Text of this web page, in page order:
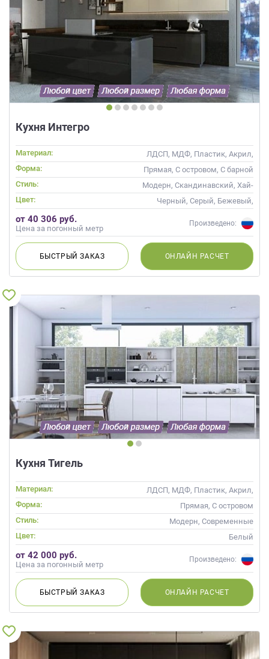
Кухня Интегро
Материал:
ЛДСП, МДФ, Пластик, Акрил,
Alvic / УФ лак, Глянцевые
Форма:
Прямая, С островом, С барной
стойкой
Стиль:
Модерн, Скандинавский, Хай-
тек, Современные
Цвет:
Черный, Серый, Бежевый,
Слоновая кость, Кремовый
от 40 306 руб.
Цена за погонный метр
Произведено:
БЫСТРЫЙЗАКАЗ ОНЛАЙН РАСЧЕТ
Кухня Тигель
Материал:
ЛДСП, МДФ, Пластик, Акрил,
Alvic / УФ лак, Глянцевые
Форма:
Прямая, С островом
Стиль:
Модерн, Современные
Цвет:
Белый
от 42 000 руб.
Цена за погонный метр
Произведено:
БЫСТРЫЙЗАКАЗ ОНЛАЙН РАСЧЕТ